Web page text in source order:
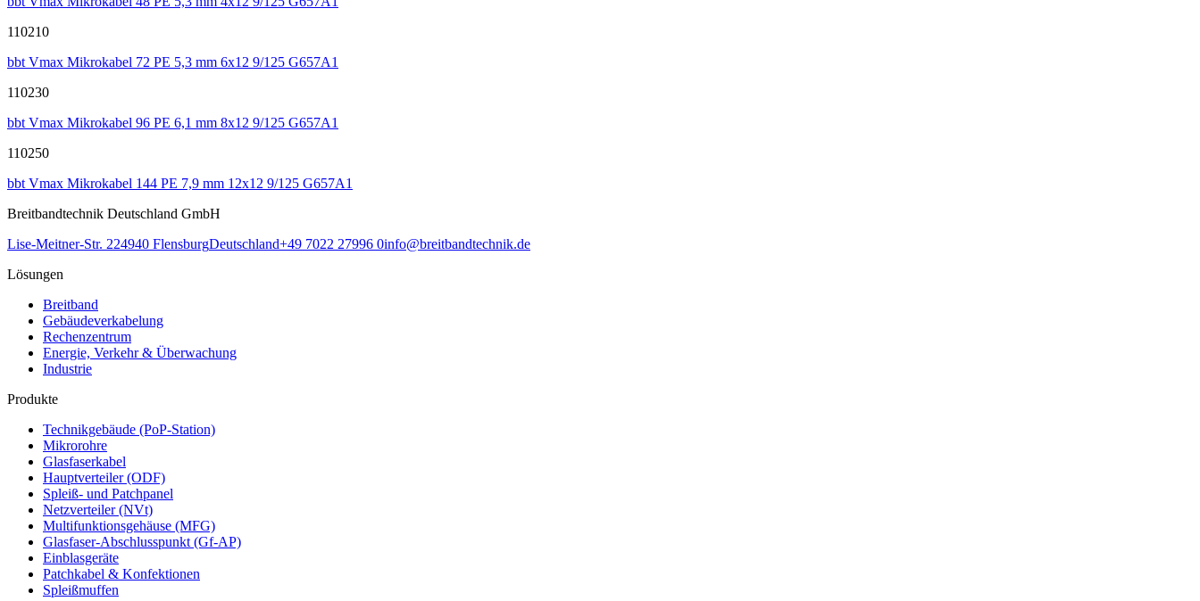
110210
bbt Vmax Mikrokabel 72 PE 5,3 mm 6x12 9/125 G657A1
110230
bbt Vmax Mikrokabel 96 PE 6,1 mm 8x12 9/125 G657A1
110250
bbt Vmax Mikrokabel 144 PE 7,9 mm 12x12 9/125 G657A1
Breitbandtechnik Deutschland GmbH
Lise-Meitner-Str. 224940 FlensburgDeutschland+49 7022 27996 0info@breitbandtechnik.de
Lösungen
Breitband
Gebäudeverkabelung
Rechenzentrum
Energie, Verkehr & Überwachung
Industrie
Produkte
Technikgebäude (PoP-Station)
Mikrorohre
Glasfaserkabel
Hauptverteiler (ODF)
Spleiß- und Patchpanel
Netzverteiler (NVt)
Multifunktionsgehäuse (MFG)
Glasfaser-Abschlusspunkt (Gf-AP)
Einblasgeräte
Patchkabel & Konfektionen
Spleißmuffen